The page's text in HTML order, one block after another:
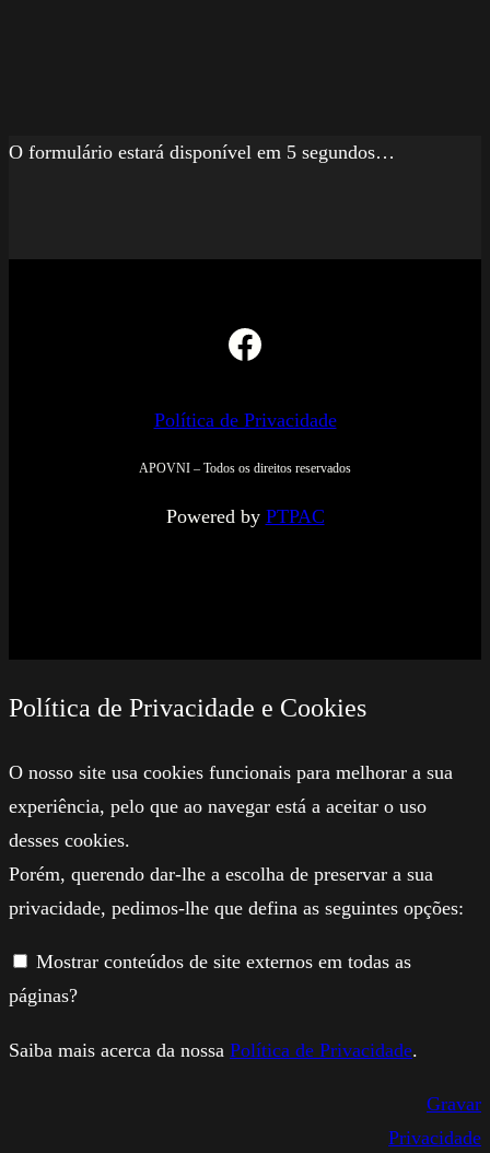
O formulário estará disponível em 5 segundos…
Facebook
Política de Privacidade
APOVNI – Todos os direitos reservados
Powered by PTPAC
Política de Privacidade e Cookies
O nosso site usa cookies funcionais para melhorar a sua
experiência, pelo que ao navegar está a aceitar o uso
desses cookies.
Porém, querendo dar-lhe a escolha de preservar a sua
privacidade, pedimos-lhe que defina as seguintes opções:
Mostrar conteúdos de site externos em todas as
páginas?
Saiba mais acerca da nossa Política de Privacidade.
Gravar
Privacidade